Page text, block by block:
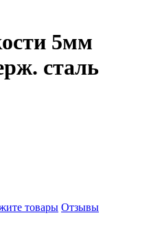
5мм
сталь
товары Отзывы